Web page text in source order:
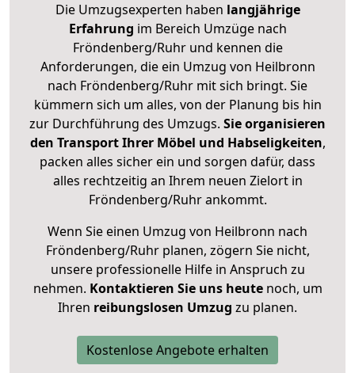
Die Umzugsexperten haben langjährige
Erfahrung im Bereich Umzüge nach
Fröndenberg/Ruhr und kennen die
Anforderungen, die ein Umzug von Heilbronn
nach Fröndenberg/Ruhr mit sich bringt. Sie
kümmern sich um alles, von der Planung bis hin
zur Durchführung des Umzugs. Sie organisieren
den Transport Ihrer Möbel und Habseligkeiten,
packen alles sicher ein und sorgen dafür, dass
alles rechtzeitig an Ihrem neuen Zielort in
Fröndenberg/Ruhr ankommt.
Wenn Sie einen Umzug von Heilbronn nach
Fröndenberg/Ruhr planen, zögern Sie nicht,
unsere professionelle Hilfe in Anspruch zu
nehmen. Kontaktieren Sie uns heutenoch, um
Ihren reibungslosen Umzug zu planen.
Kostenlose Angebote erhalten